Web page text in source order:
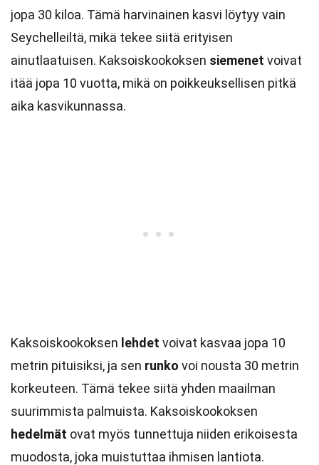
jopa 30 kiloa. Tämä harvinainen kasvi löytyy vain
Seychelleiltä, mikä tekee siitä erityisen
ainutlaatuisen. Kaksoiskookoksen siemenet voivat
itää jopa 10 vuotta, mikä on poikkeuksellisen pitkä
aika kasvikunnassa.
Kaksoiskookoksen lehdet voivat kasvaa jopa 10
metrin pituisiksi, ja sen runko voi nousta 30 metrin
korkeuteen. Tämä tekee siitä yhden maailman
suurimmista palmuista. Kaksoiskookoksen
hedelmät ovat myös tunnettuja niiden erikoisesta
muodosta, joka muistuttaa ihmisen lantiota.